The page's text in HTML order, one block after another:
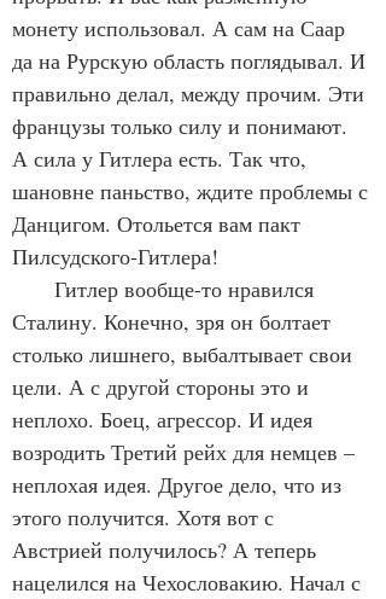
монету использовал. А сам на Саар
да на Рурскую область поглядывал. И
правильно делал, между прочим. Эти
французы только силу и понимают.
А сила у Гитлера есть. Так что,
шановне паньство, ждите проблемы с
Данцигом. Отольется вам пакт
Пилсудского-Гитлера!
Сталину. Конечно, зря он болтает
столько лишнего, выбалтывает свои
цели. А с другой стороны это и
неплохо. Боец, агрессор. И идея
возродить Третий рейх для немцев –
неплохая идея. Другое дело, что из
этого получится. Хотя вот с
Австрией получилось? А теперь
нацелился на Чехословакию. Начал с